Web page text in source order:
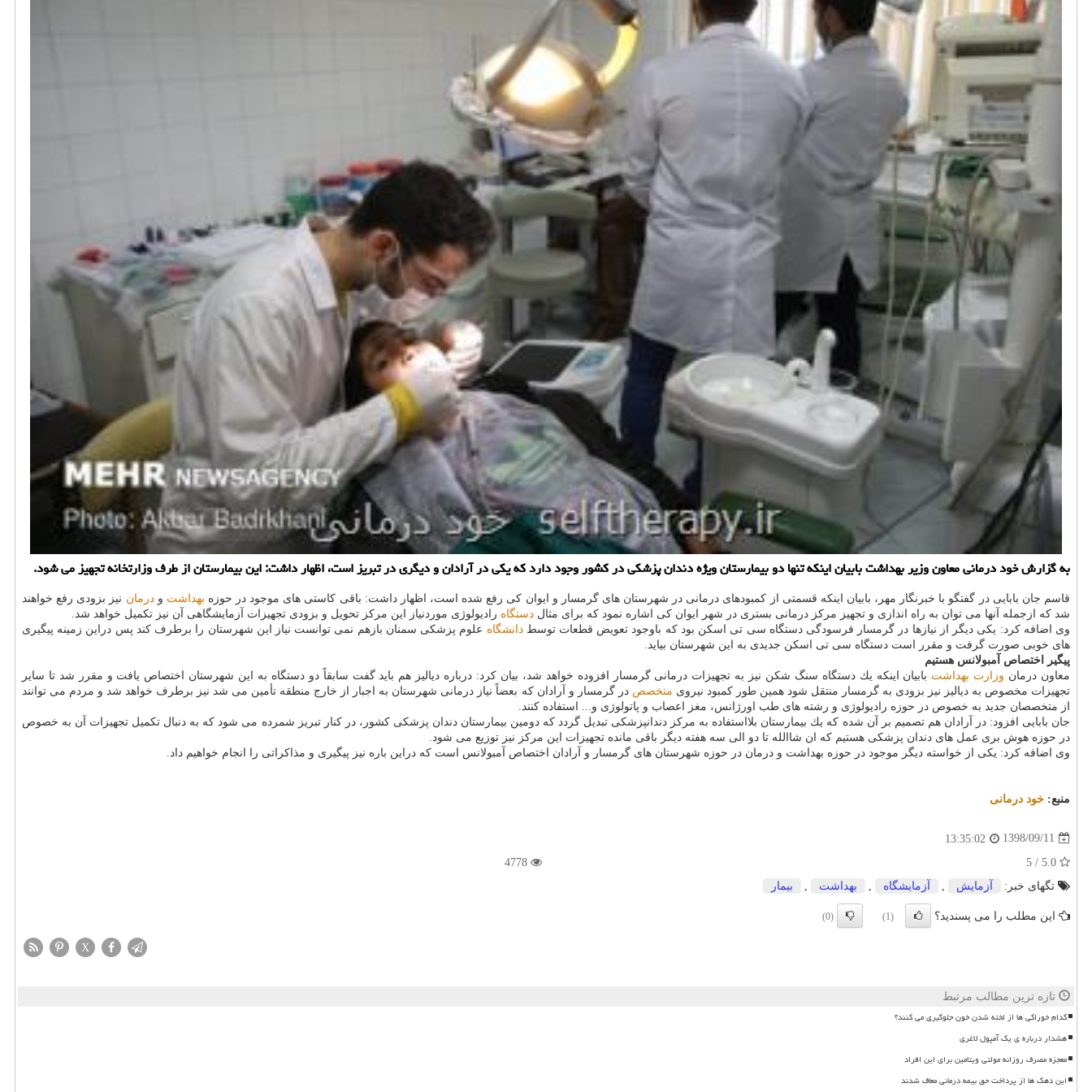
به گزارش خود درمانی معاون وزیر بهداشت بابیان اینكه تنها دو بیمارستان ویژه دندان پزشكی در كشور وجود دارد كه یكی در آرادان و دیگری در تبریز است، اظهار داشت: این بیمارستان از طرف وزارتخانه تجهیز می شود.
قاسم جان بابایی در گفتگو با خبرنگار مهر، بابیان اینكه قسمتی از كمبودهای درمانی در شهرستان های گرمسار و ایوان كی رفع شده است، اظهار داشت: باقی كاستی های موجود در حوزه بهداشت ودرمان نیز بزودی رفع خواهند
شد كه ازجمله آنها می توان به راه اندازی و تجهیز مركز درمانی بستری در شهر ایوان كی اشاره نمود كه برای مثال دستگاه رادیولوژی موردنیاز این مركز تحویل و بزودی تجهیزات آزمایشگاهی آن نیز تكمیل خواهد شد.
وی اضافه كرد: یكی دیگر از نیازها در گرمسار فرسودگی دستگاه سی تی اسكن بود كه باوجود تعویض قطعات توسطدانشگاه علوم پزشكی سمنان بازهم نمی توانست نیاز این شهرستان را برطرف كند پس دراین زمینه پیگیری
های خوبی صورت گرفت و مقرر است دستگاه سی تی اسكن جدیدی به این شهرستان بیاید.
پیگیر اختصاص آمبولانس هستیم
معاون درمان وزارت بهداشت بابیان اینكه یك دستگاه سنگ شكن نیز به تجهیزات درمانی گرمسار افزوده خواهد شد، بیان كرد: درباره دیالیز هم باید گفت سابقاً دو دستگاه به این شهرستان اختصاص یافت و مقرر شد تا سایر
تجهیزات مخصوص به دیالیز نیز بزودی به گرمسار منتقل شود همین طور كمبود نیروی متخصص در گرمسار و آرادان كه بعضاً نیاز درمانی شهرستان به اجبار از خارج منطقه تأمین می شد نیز برطرف خواهد شد و مردم می توانند
از متخصصان جدید به خصوص در حوزه رادیولوژی و رشته های طب اورژانس، مغز اعصاب و پاتولوژی و... استفاده كنند.
جان بابایی افزود: در آرادان هم تصمیم بر آن شده كه یك بیمارستان بلااستفاده به مركز دندانپزشكی تبدیل گردد كه دومین بیمارستان دندان پزشكی كشور، در كنار تبریز شمرده می شود كه به دنبال تكمیل تجهیزات آن به خصوص
در حوزه هوش بری عمل های دندان پزشكی هستیم كه ان شاالله تا دو الی سه هفته دیگر باقی مانده تجهیزات این مركز نیز توزیع می شود.
وی اضافه كرد: یكی از خواسته دیگر موجود در حوزه بهداشت و درمان در حوزه شهرستان های گرمسار و آرادان اختصاص آمبولانس است كه دراین باره نیز پیگیری و مذاكراتی را انجام خواهیم داد.
منبع: خود درمانی
1398/09/11
13:35:02
تگهای خبر:
آزمایش , آزمایشگاه , بهداشت , بیمار
این مطلب را می پسندید؟ (1)
(0)
X
تازه ترین مطالب مرتبط
کدام خوراکی ها از لخته شدن خون جلوگیری می کنند؟
هشدار درباره ی یک آمپول لاغری
معجزه مصرف روزانه مولتی ویتامین برای این افراد
این دهک ها از پرداخت حق بیمه درمانی معاف شدند